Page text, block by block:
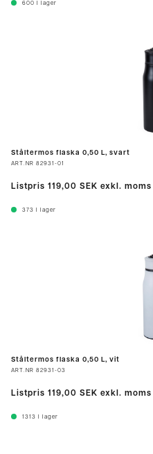
600 I lager
Ståltermos flaska 0,50 L, svart
ART.NR 82931-01
Listpris 119,00 SEK exkl. moms
373 I lager
Ståltermos flaska 0,50 L, vit
ART.NR 82931-03
Listpris 119,00 SEK exkl. moms
1313 I lager